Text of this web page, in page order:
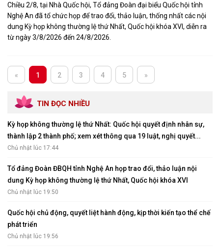
Chiều 2/8, tại Nhà Quốc hội, Tổ đảng Đoàn đại biểu Quốc hội tỉnh
Nghệ An đã tổ chức họp để trao đổi, thảo luận, thống nhất các nội
dung Kỳ họp không thường lệ thứ Nhất, Quốc hội khóa XVI, diễn ra
từ ngày 3/8/2026 đến 24/8/2026.
« 1 2 3 4 5 »
TIN ĐỌC NHIỀU
Kỳ họp không thường lệ thứ Nhất: Quốc hội quyết định nhân sự,
thành lập 2 thành phố; xem xét thông qua 19 luật, nghị quyết...
Chủ nhật lúc 17:44
Tổ đảng Đoàn ĐBQH tỉnh Nghệ An họp trao đổi, thảo luận nội
dung Kỳ họp không thường lệ thứ Nhất, Quốc hội khóa XVI
Chủ nhật lúc 19:50
Quốc hội chủ động, quyết liệt hành động, kịp thời kiến tạo thể chế
phát triển
Chủ nhật lúc 19:56